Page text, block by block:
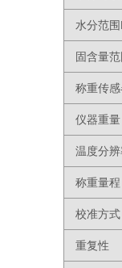
水分范
固含量
称重传
仪器重量
温度分
称重量程
校准方式
重复性